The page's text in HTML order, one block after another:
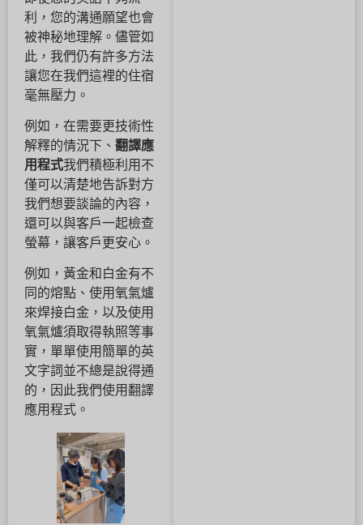
利，您的溝通願望也會
被神秘地理解。儘管如
此，我們仍有許多方法
讓您在我們這裡的住宿
毫無壓力。
例如，在需要更技術性
解釋的情況下、 翻譯應
用程式我們積極利用不
僅可以清楚地告訴對方
我們想要談論的內容，
還可以與客戶一起檢查
螢幕，讓客戶更安心。
例如，黃金和白金有不
同的熔點、使用氧氣爐
來焊接白金，以及使用
氧氣爐須取得執照等事
實，單單使用簡單的英
文字詞並不總是說得通
的，因此我們使用翻譯
應用程式。